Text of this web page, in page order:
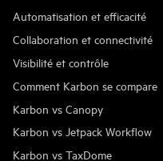
Automatisation et efficacité
Collaboration et connectivité
Visibilité et contrôle
Comment Karbon se compare
Karbon vs Canopy
Karbon vs Jetpack Workflow
Karbon vs TaxDome